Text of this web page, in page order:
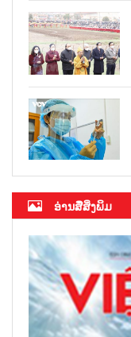
ອ່ານສື່ສິ່ງພິມ